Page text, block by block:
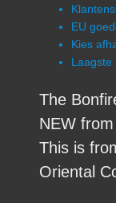
EU
Kies
Laagste
The
NEW
This is
Oriental